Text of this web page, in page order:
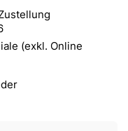
(exkl. Online